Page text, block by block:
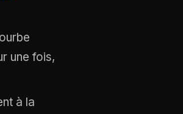
une fois,
à la